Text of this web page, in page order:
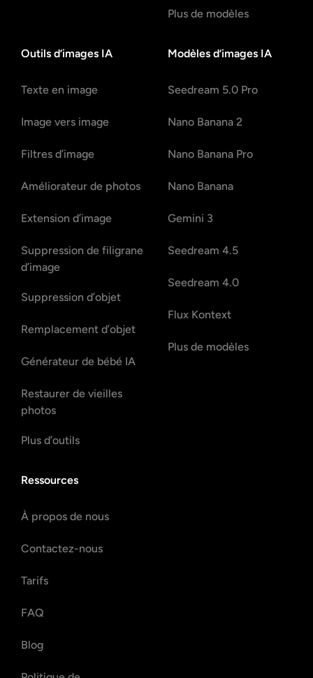
Plus de modèles
Outils d’images IA
Texte en image
Image vers image
Filtres d’image
Améliorateur de photos
Extension d’image
Suppression de filigrane
d’image
Suppression d’objet
Remplacement d’objet
Générateur de bébé IA
Restaurer de vieilles
photos
Plus d’outils
Modèles d’images IA
Seedream 5.0 Pro
Nano Banana 2
Nano Banana Pro
Nano Banana
Gemini 3
Seedream 4.5
Seedream 4.0
Flux Kontext
Plus de modèles
Ressources
À propos de nous
Contactez-nous
Tarifs
FAQ
Blog